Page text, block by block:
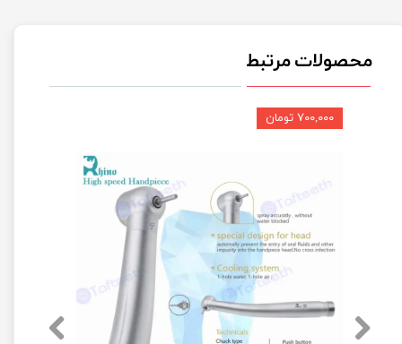
محصولات مرتبط
۷۰۰,۰۰۰ تومان